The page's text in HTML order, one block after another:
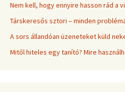
Nem kell, hogy ennyire hasson rád a
Társkeresős sztori – minden
A sors állandóan üzeneteket küld
Mitől hiteles egy tanító? Mire